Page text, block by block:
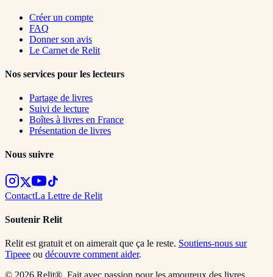
Créer un compte
FAQ
Donner son avis
Le Carnet de Relit
Nos services pour les lecteurs
Partage de livres
Suivi de lecture
Boîtes à livres en France
Présentation de livres
Nous suivre
ContactLa Lettre de Relit
Soutenir Relit
Relit est gratuit et on aimerait que ça le reste. Soutiens-nous sur
Tipeee ou découvre comment aider.